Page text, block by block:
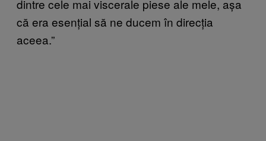
dintre cele mai viscerale piese ale mele, așa
că era esențial să ne ducem în direcția
aceea.”